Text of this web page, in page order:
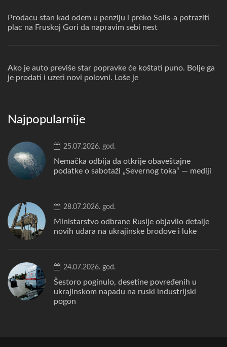
Prodacu stan kad odem u penziju i preko Solis-a potraziti
plac na Fruskoj Gori da napravim sebi nest
Ako je auto previše star popravke će koštati puno. Bolje ga
je prodati i uzeti novi polovni. Loše je
Najpopularnije
25.07.2026. god.
Nemačka odbija da otkrije obaveštajne
podatke o sabotaži „Severnog toka“ — mediji
28.07.2026. god.
Ministarstvo odbrane Rusije objavilo detalje
novih udara na ukrajinske brodove i luke
24.07.2026. god.
Šestoro poginulo, desetine povređenih u
ukrajinskom napadu na ruski industrijski
pogon